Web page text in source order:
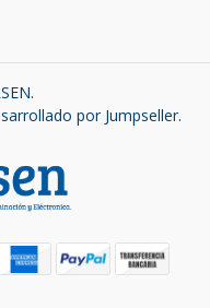
por Jumpseller.